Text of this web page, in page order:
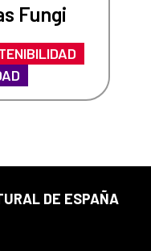
Fungi
DE ESPAÑA